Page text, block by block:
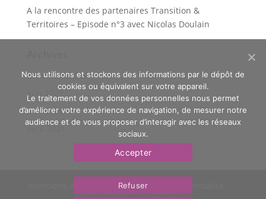
A la rencontre des partenaires Transition &
Territoires – Episode n°3 avec Nicolas Doulain
novembre 2022
juin 2021
mai 2021
Politique de confidentialité
Nous utilisons et stockons des informations par le dépôt de
cookies ou équivalent sur votre appareil.
Le traitement de vos données personnelles nous permet
d’améliorer votre expérience de navigation, de mesurer notre
audience et de vous proposer d’interagir avec les réseaux
sociaux.
Accepter
Refuser